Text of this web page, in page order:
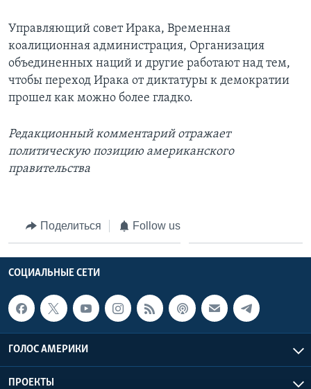
Управляющий совет Ирака, Временная
коалиционная администрация, Организация
объединенных наций и другие работают над тем,
чтобы переход Ирака от диктатуры к демократии
прошел как можно более гладко.
Редакционный комментарий отражает
политическую позицию американского
правительства
Поделиться Follow us
СОЦИАЛЬНЫЕ СЕТИ
ГОЛОС АМЕРИКИ
ПРОЕКТЫ